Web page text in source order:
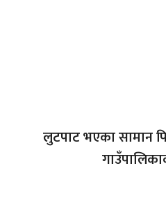
लुटपाट भएका सामान